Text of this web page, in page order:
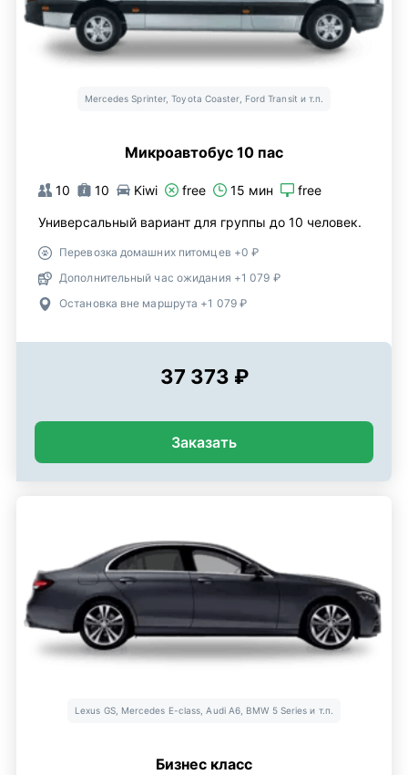
Mercedes Sprinter, Toyota Coaster, Ford Transit и т.п.
Микроавтобус 10 пас
10 10 Kiwi free 15 мин free
Универсальный вариант для группы до 10 человек.
Перевозка домашних питомцев +0 ₽
Дополнительный час ожидания +1 079 ₽
Остановка вне маршрута +1 079 ₽
37 373 ₽
Заказать
Lexus GS, Mercedes E-class, Audi A6, BMW 5 Series и т.п.
Бизнес класс